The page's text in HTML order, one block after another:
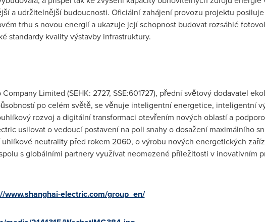
a udržitelnější budoucnosti. Oficiální zahájení provozu projektu
trhu s novou energií a ukazuje její schopnost budovat rozsáhlé
standardy kvality výstavby infrastruktury.
Limited (SEHK: 2727, SSE:601727), přední světový dodavatel
po celém světě, se věnuje inteligentní energetice, inteligentní
rozvoj a digitální transformaci otevřením nových oblastí a
usilovat o vedoucí postavení na poli snahy o dosažení maximálního
neutrality před rokem 2060, o výrobu nových energetických
s globálními partnery využívat neomezené příležitosti v inovativním
www.shanghai-electric.com/group_en/